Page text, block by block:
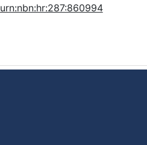
urn:nbn:hr:287:860994